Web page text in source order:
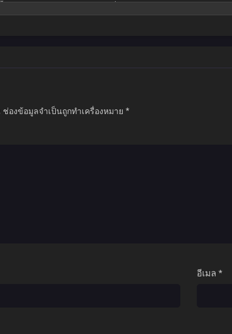
บื้องหน้าของเขามิได้เรียบง่ายอย่างที่คิด จำต้องฝ่าฟันอุปสรรคมากม
ช่องข้อมูลจำเป็นถูกทำเครื่องหมาย *
อีเมล *